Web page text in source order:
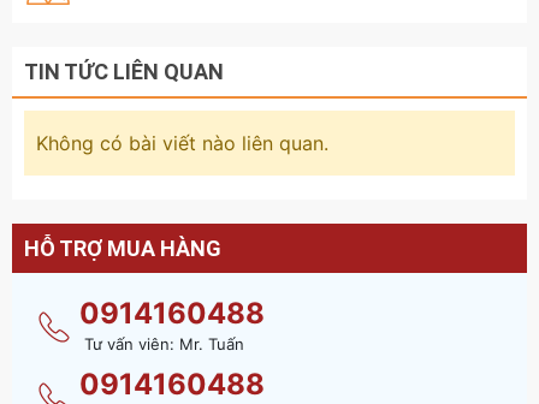
TIN TỨC LIÊN QUAN
Không có bài viết nào liên quan.
HỖ TRỢ MUA HÀNG
0914160488
Tư vấn viên: Mr. Tuấn
0914160488